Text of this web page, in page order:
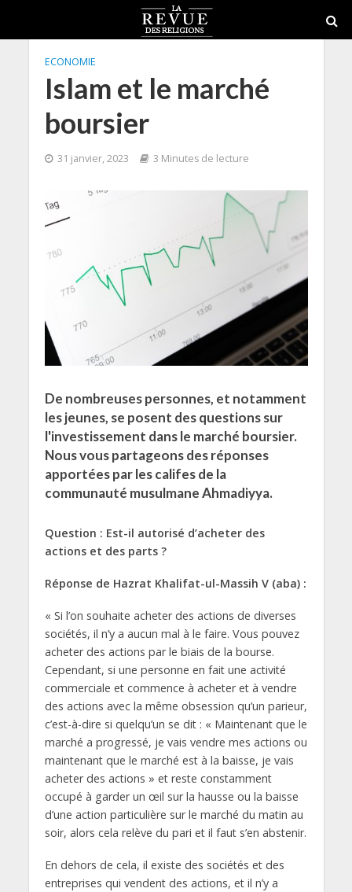
ECONOMIE
Islam et le marché
boursier
31 janvier, 2023 3 Minutes de lecture
De nombreuses personnes, et notamment
les jeunes, se posent des questions sur
l'investissement dans le marché boursier.
Nous vous partageons des réponses
apportées par les califes de la
communauté musulmane Ahmadiyya.
Question : Est-il autorisé d’acheter des
actions et des parts ?
Réponse de Hazrat Khalifat-ul-Massih V (aba) :
« Si l’on souhaite acheter des actions de diverses
sociétés, il n’y a aucun mal à le faire. Vous pouvez
acheter des actions par le biais de la bourse.
Cependant, si une personne en fait une activité
commerciale et commence à acheter et à vendre
des actions avec la même obsession qu’un parieur,
c’est-à-dire si quelqu’un se dit : « Maintenant que le
marché a progressé, je vais vendre mes actions ou
maintenant que le marché est à la baisse, je vais
acheter des actions » et reste constamment
occupé à garder un œil sur la hausse ou la baisse
d’une action particulière sur le marché du matin au
soir, alors cela relève du pari et il faut s’en abstenir.
En dehors de cela, il existe des sociétés et des
entreprises qui vendent des actions, et il n’y a